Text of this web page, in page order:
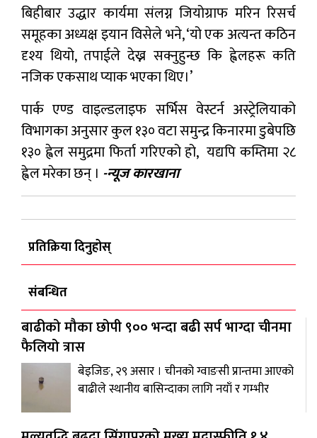
बिहीबार उद्धार कार्यमा संलग्न जियोग्राफ मरिन रिसर्च
समूहका अध्यक्ष इयान विसेले भने, ‘यो एक अत्यन्त कठिन
दृश्य थियो, तपाईले देख्न सक्नुहुन्छ कि ह्वेलहरू कति
नजिक एकसाथ प्याक भएका थिए।’
पार्क एण्ड वाइल्डलाइफ सर्भिस वेस्टर्न अस्ट्रेलियाको
विभागका अनुसार कुल १३० वटा समुन्द्र किनारमा डुबेपछि
१३० ह्वेल समुद्रमा फिर्ता गरिएको हो, यद्यपि कम्तिमा २८
ह्वेल मरेका छन् । -न्यूज कारखाना
प्रतिक्रिया दिनुहोस्
संबन्धित
बाढीको मौका छोपी ९०० भन्दा बढी सर्प भाग्दा चीनमा
फैलियो त्रास
बेइजिङ, २९ असार । चीनको ग्वाङसी प्रान्तमा आएको
बाढीले स्थानीय बासिन्दाका लागि नयाँ र गम्भीर